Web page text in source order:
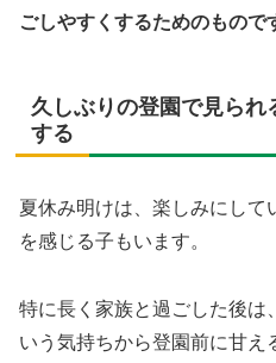
ごしやすくするためのもので
久しぶりの登園で見ら
する
夏休み明けは、楽しみにして
を感じる子もいます。
特に長く家族と過ごした後は
いう気持ちから登園前に甘え